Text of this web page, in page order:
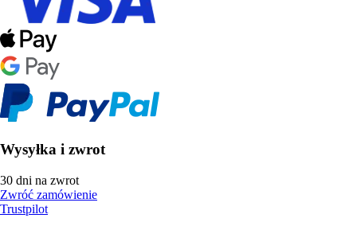
Wysyłka i zwrot
30 dni na zwrot
Zwróć zamówienie
Trustpilot